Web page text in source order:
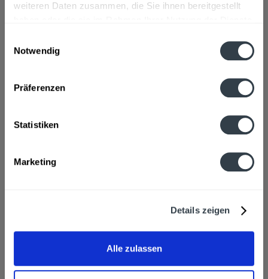
weiteren Daten zusammen, die Sie ihnen bereitgestellt
Notwendig
Präferenzen
Statistiken
Marketing
Details zeigen
Alle zulassen
Kunden haben sich ebenfalls angesehen
Zuletzt angesehen